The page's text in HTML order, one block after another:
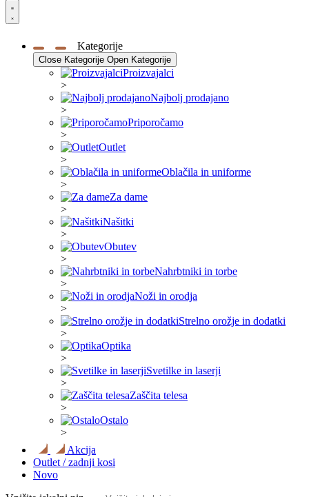
Kategorije
Close Kategorije Open Kategorije
Proizvajalci
>
Najbolj prodajano
>
Priporočamo
>
Outlet
>
Oblačila in uniforme
>
Za dame
>
Našitki
>
Obutev
>
Nahrbtniki in torbe
>
Noži in orodja
>
Strelno orožje in dodatki
>
Optika
>
Svetilke in laserji
>
Zaščita telesa
>
Ostalo
>
Akcija
Outlet / zadnji kosi
Novo